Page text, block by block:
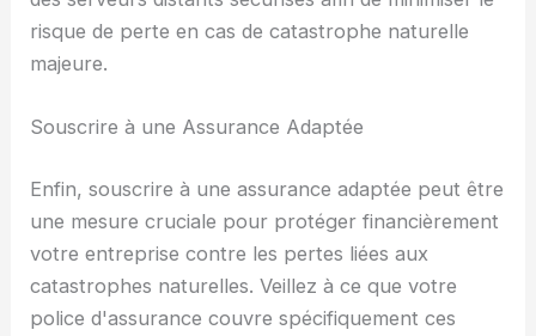
risque de perte en cas de catastrophe naturelle
majeure.
Souscrire à une Assurance Adaptée
Enfin, souscrire à une assurance adaptée peut être
une mesure cruciale pour protéger financièrement
votre entreprise contre les pertes liées aux
catastrophes naturelles. Veillez à ce que votre
police d'assurance couvre spécifiquement ces